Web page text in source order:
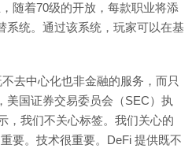
随着70级的开放，每款职业将添
系统。通过该系统，玩家可以在基
去中心化也非金融的服务，而只
美国证券交易委员会（SEC）执
，我们不关心标签。我们关心的
要。技术很重要。DeFi 提供既不